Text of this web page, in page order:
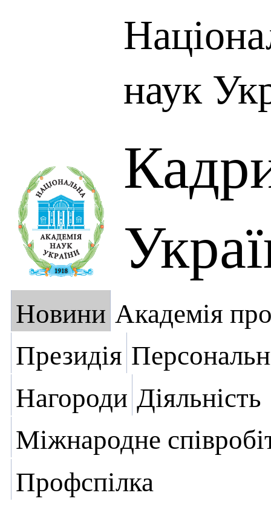
наук
Новини Академія
Президія
Нагороди Діяльність
Міжнародне
Профспілка